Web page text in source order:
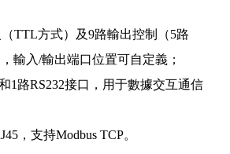
TTL方式）及9路輸出控制（5路
輸入/輸出端口位置可自定義；
1路RS232接口，用于數據交互通信
，支持Modbus TCP。